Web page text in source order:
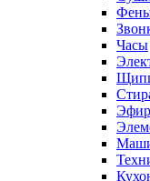
Часы